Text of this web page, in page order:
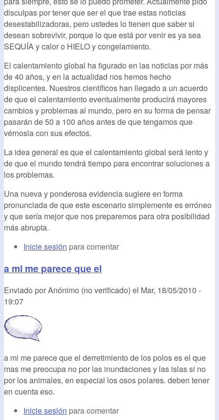
disculpas por tener que ser el que trae estas noticias
desestabilizadoras, pero ustedes lo tienen que saber si
desean sobrevivir, porque lo que está por venir es ya sea
SEQUÍA y calor o HIELO y congelamiento.
El calentamiento global ha figurado en las noticias por más
de 40 años, y en la actualidad nos hemos hecho
displicentes. Nuestros científicos han llegado a un acuerdo
de que el calentamiento eventualmente producirá mayores
cambios y problemas al mundo, pero en su forma de pensar
pasarán de 50 a 100 años antes de que tengamos que
vérnosla con sus efectos.
La idea general es que el calentamiento global será lento y
de que el mundo tendrá tiempo para encontrar soluciones a
los problemas.
Una nueva y ponderosa evidencia sugiere en forma
pronunciada de que este escenario simplemente es erróneo
y que sería mejor que nos preparemos para otra posibilidad
más abrupta.
Inicie sesión para comentar
a mi me parece que el
Enviado porAnónimo (no verificado) el Mar, 18/05/2010 -
19:07
a mi me parece que el derretimiento de los polos es el que
mas me preocupa no por las inundaciones y las islas si no
por los animales, en especial los osos polares. deben tener
en cuenta eso.
Inicie sesión para comentar